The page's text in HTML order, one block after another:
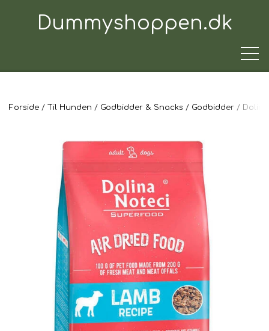
Dummyshoppen.dk
TRÆNINGSUDSTYR
TIL HUNDEN
TIL HUNDEFØREREN
TIL BILEN
FODER & FODER
Forside Til Hunden Godbidder & Snacks Godbidder